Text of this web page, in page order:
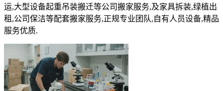
运,大型设备起重吊装搬迁等公司搬家服务,及家具拆装,绿植出
租,公司保洁等配套搬家服务,正规专业团队,自有人员设备,精品
服务优质.